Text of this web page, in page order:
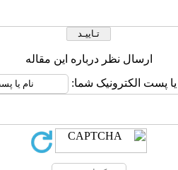
ارسال نظر درباره این مقاله
یا پست الکترونیک شما: